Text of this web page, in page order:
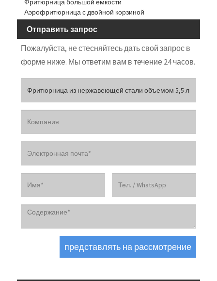
Фритюрница большой емкости
Аэрофритюрница с двойной корзиной
Отправить запрос
Пожалуйста, не стесняйтесь дать свой запрос в
форме ниже. Мы ответим вам в течение 24 часов.